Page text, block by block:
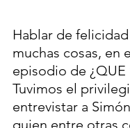
Hablar de
muchas cosas, en
episodio de ¿QUE
Tuvimos el
entrevistar a